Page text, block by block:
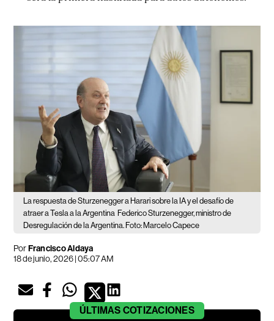
La respuesta de Sturzenegger a Harari sobre la IA y el desafío de
atraer a Tesla a la Argentina Federico Sturzenegger, ministro de
Desregulación de la Argentina. Foto: Marcelo Capece
PorFrancisco Aldaya
18 de junio, 2026 | 05:07 AM
ÚLTIMAS COTIZACIONES